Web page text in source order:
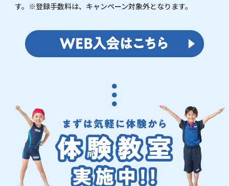
す。※登録手数料は、キャンペーン対象外となります。